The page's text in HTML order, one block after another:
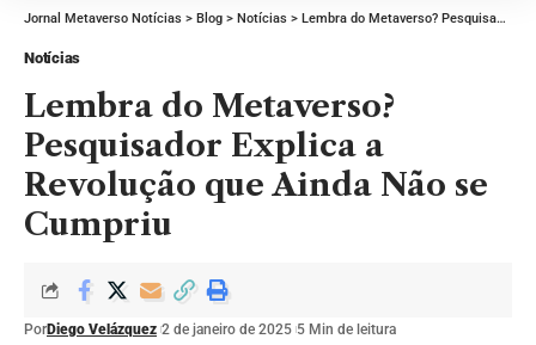
Jornal Metaverso Notícias > Blog > Notícias > Lembra do Metaverso? Pesquisador Explica a Revolução que Ainda Não se Cumpriu
Notícias
Lembra do Metaverso?
Pesquisador Explica a
Revolução que Ainda Não se
Cumpriu
PorDiego Velázquez 2 de janeiro de 2025 5 Min de leitura